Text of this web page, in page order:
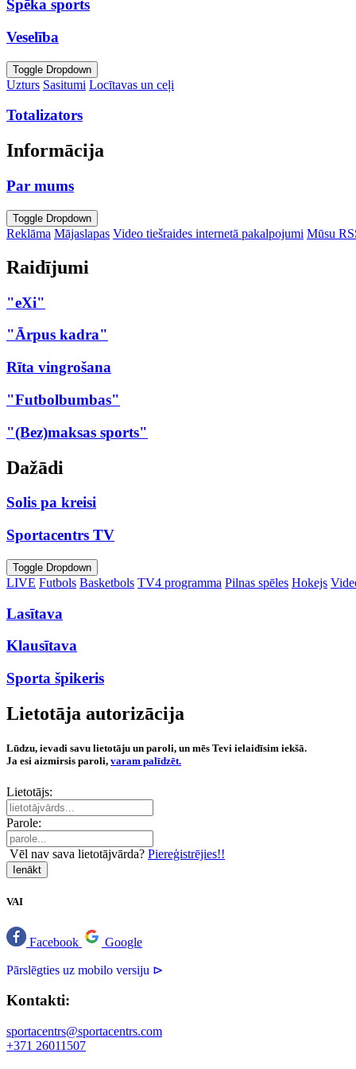
Spēka sports
Veselība
Toggle Dropdown
Uzturs Sasitumi Locītavas un ceļi
Totalizators
Informācija
Par mums
Toggle Dropdown
Reklāma Mājaslapas Video tiešraides internetā pakalpojumi Mūsu
Raidījumi
"eXi"
"Ārpus kadra"
Rīta vingrošana
"Futbolbumbas"
"(Bez)maksas sports"
Dažādi
Solis pa kreisi
Sportacentrs TV
Toggle Dropdown
LIVE Futbols Basketbols TV4 programma Pilnas spēles Hokejs
Lasītava
Klausītava
Sporta špikeris
Lietotāja autorizācija
Lūdzu, ievadi savu lietotāju un paroli, un mēs Tevi ielaidīsim iekšā.
Ja esi aizmirsis paroli, varam palīdzēt.
Lietotājs:
Parole:
Vēl nav sava lietotājvārda? Piereģistrējies!!
Ienākt
VAI
Facebook Google
Pārslēgties uz mobilo versiju ⊳
Kontakti:
sportacentrs@sportacentrs.com
+371 26011507